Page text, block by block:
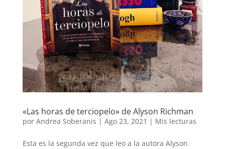
«Las horas de terciopelo» de Alyson Richman
por Andrea Soberanis | Ago 23, 2021 | Mis lecturas
Esta es la segunda vez que leo a la autora Alyson